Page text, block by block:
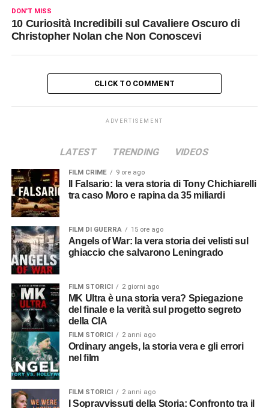
DON'T MISS
10 Curiosità Incredibili sul Cavaliere Oscuro di
Christopher Nolan che Non Conoscevi
CLICK TO COMMENT
ADVERTISEMENT
LATEST TRENDING VIDEOS
FILM CRIME 9 ore ago
tra caso Moro e rapina da 35 miliardi
FILM DI GUERRA 15 ore ago
Angels of War: la vera storia dei velisti sul
ghiaccio che salvarono Leningrado
FILM STORICI 2 giorni ago
MK Ultra è una storia vera? Spiegazione
del finale e la verità sul progetto segreto
della CIA
FILM STORICI 2 anni ago
Ordinary angels, la storia vera e gli errori
nel film
FILM STORICI 2 anni ago